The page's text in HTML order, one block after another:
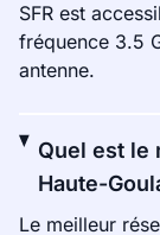
SFR est
fréquence 3.5
antenne.
Quel est le
Haute-
Le meilleur